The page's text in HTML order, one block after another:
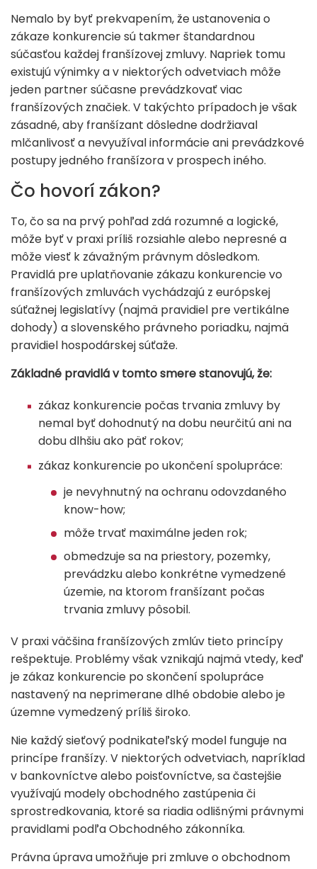
Nemalo by byť prekvapením, že ustanovenia o
zákaze konkurencie sú takmer štandardnou
súčasťou každej franšízovej zmluvy. Napriek tomu
existujú výnimky a v niektorých odvetviach môže
jeden partner súčasne prevádzkovať viac
franšízových značiek. V takýchto prípadoch je však
zásadné, aby franšízant dôsledne dodržiaval
mlčanlivosť a nevyužíval informácie ani prevádzkové
postupy jedného franšízora v prospech iného.
Čo hovorí zákon?
To, čo sa na prvý pohľad zdá rozumné a logické,
môže byť v praxi príliš rozsiahle alebo nepresné a
môže viesť k závažným právnym dôsledkom.
Pravidlá pre uplatňovanie zákazu konkurencie vo
franšízových zmluvách vychádzajú z európskej
súťažnej legislatívy (najmä pravidiel pre vertikálne
dohody) a slovenského právneho poriadku, najmä
pravidiel hospodárskej súťaže.
Základné pravidlá v tomto smere stanovujú, že:
zákaz konkurencie počas trvania zmluvy by
nemal byť dohodnutý na dobu neurčitú ani na
dobu dlhšiu ako päť rokov;
zákaz konkurencie po ukončení spolupráce:
je nevyhnutný na ochranu odovzdaného
know-how;
môže trvať maximálne jeden rok;
obmedzuje sa na priestory, pozemky,
prevádzku alebo konkrétne vymedzené
územie, na ktorom franšízant počas
trvania zmluvy pôsobil.
V praxi väčšina franšízových zmlúv tieto princípy
rešpektuje. Problémy však vznikajú najmä vtedy, keď
je zákaz konkurencie po skončení spolupráce
nastavený na neprimerane dlhé obdobie alebo je
územne vymedzený príliš široko.
Nie každý sieťový podnikateľský model funguje na
princípe franšízy. V niektorých odvetviach, napríklad
v bankovníctve alebo poisťovníctve, sa častejšie
využívajú modely obchodného zastúpenia či
sprostredkovania, ktoré sa riadia odlišnými právnymi
pravidlami podľa Obchodného zákonníka.
Právna úprava umožňuje pri zmluve o obchodnom